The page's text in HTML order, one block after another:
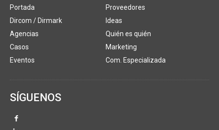
Portada
Dircom / Dirmark
Agencias
Casos
Eventos
Proveedores
Ideas
Quién es quién
Marketing
Com. Especializada
SÍGUENOS